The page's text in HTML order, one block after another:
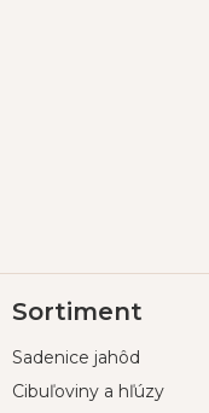
á
ä
Sortiment
Sadenice jahôd
Cibuľoviny a hľúzy